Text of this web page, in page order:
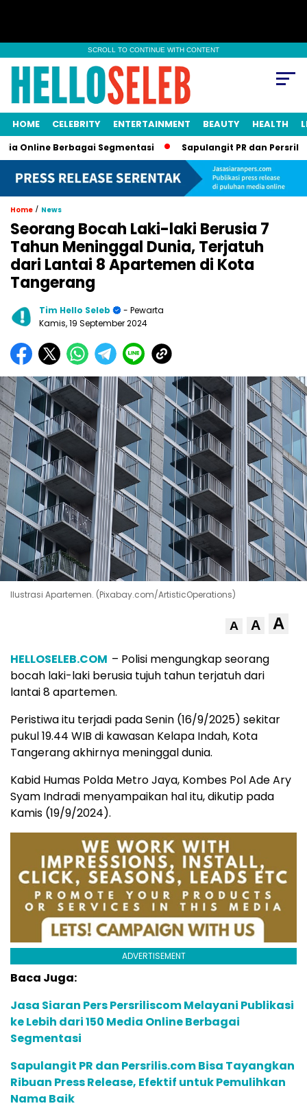
SCROLL TO CONTINUE WITH CONTENT
HOME CELEBRITY ENTERTAINMENT BEAUTY HEALTH
Berbagai Segmentasi Sapulangit PR dan Persrilis.com
Home / News
Seorang Bocah Laki-laki Berusia 7
Tahun Meninggal Dunia, Terjatuh
dari Lantai 8 Apartemen di Kota
Tangerang
Tim Hello Seleb
- Pewarta
Kamis, 19 September 2024
Ilustrasi Apartemen. (Pixabay.com/ArtisticOperations)
A A A
HELLOSELEB.COM – Polisi mengungkap seorang
bocah laki-laki berusia tujuh tahun terjatuh dari
lantai 8 apartemen.
Peristiwa itu terjadi pada Senin (16/9/2025) sekitar
pukul 19.44 WIB di kawasan Kelapa Indah, Kota
Tangerang akhirnya meninggal dunia.
Kabid Humas Polda Metro Jaya, Kombes Pol Ade Ary
Syam Indradi menyampaikan hal itu, dikutip pada
Kamis (19/9/2024).
ADVERTISEMENT
Baca Juga:
Jasa Siaran Pers Persriliscom Melayani Publikasi
ke Lebih dari 150 Media Online Berbagai
Segmentasi
Sapulangit PR dan Persrilis.com Bisa Tayangkan
Ribuan Press Release, Efektif untuk Pemulihkan
Nama Baik